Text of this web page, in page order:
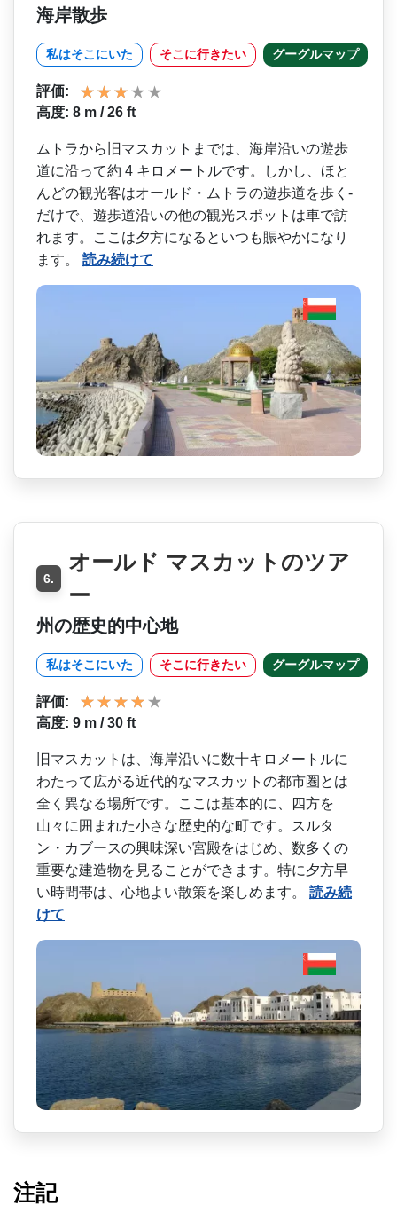
海岸散歩
私はそこにいた そこに行きたい グーグルマップ
評価:
高度: 8 m / 26 ft
ムトラから旧マスカットまで­は、海岸沿いの遊歩
道に沿って約 4 キロメートルです。しかし、­ほと
んどの観光客はオールド・ムトラの遊歩道を歩く­
だけで、遊歩道沿いの他の観光スポットは車で訪
れま­す。ここは夕方になるといつも賑やかになり
ます。 読み続けて
6.
オールド マスカットのツア
ー
州の歴史的中心地
私はそこにいた そこに行きたい グーグルマップ
評価:
高度: 9 m / 30 ft
旧マスカットは、海岸沿いに­数十キロメートルに
わたって広がる近代的なマスカッ­トの都市圏とは
全く異なる場所です。ここは基本的に­、四方を
山々に囲まれた小さな歴史的な町です。スル­タ
ン・カブースの興味深い宮殿をはじめ、数多くの
重­要な建造物を見ることができます。特に夕方早
い時間­帯は、心地よい散策を楽しめます。 読み続
けて
注記